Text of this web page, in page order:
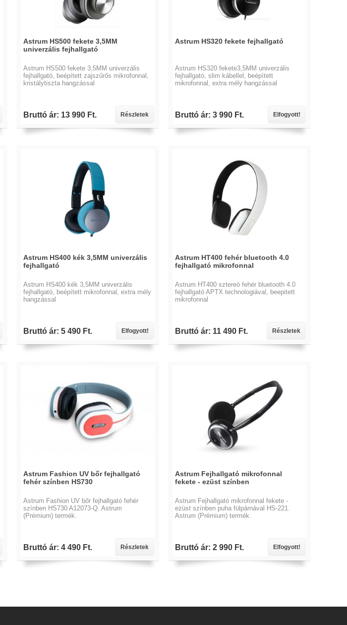
Astrum HS500 fekete 3,5MM
univerzális fejhallgató
Astrum HS500 fekete 3,5MM univerzális
fejhallgató, beépített zajszűrős mikrofonnal,
kristálytiszta hangzással
Bruttó ár: 13 990 Ft. Részletek
Astrum HS320 fekete fejhallgató
Astrum HS320 fekete3,5MM univerzális
fejhallgató, slim kábellel, beépített
mikrofonnal, extra mély hangzással
Bruttó ár: 3 990 Ft. Elfogyott!
Astrum HS400 kék 3,5MM univerzális
fejhallgató
Astrum HS400 kék 3,5MM univerzális
fejhallgató, beépített mikrofonnal, extra mély
hangzással
Bruttó ár: 5 490 Ft. Elfogyott!
Astrum HT400 fehér bluetooth 4.0
fejhallgató mikrofonnal
Astrum HT400 sztereó fehér bluetooth 4.0
fejhallgató APTX technologiával, beepitett
mikrofonnal
Bruttó ár: 11 490 Ft. Részletek
Astrum Fashion UV bőr fejhallgató
fehér színben HS730
Astrum Fashion UV bőr fejhallgató fehér
színben HS730 A12073-Q. Astrum
(Prémium) termék.
Bruttó ár: 4 490 Ft. Részletek
Astrum Fejhallgató mikrofonnal
fekete - ezüst színben
Astrum Fejhallgató mikrofonnal fekete -
ezüst színben puha fülpárnával HS-221.
Astrum (Prémium) termék.
Bruttó ár: 2 990 Ft. Elfogyott!